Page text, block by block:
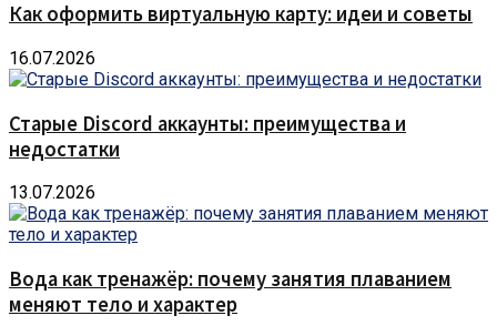
Как оформить виртуальную карту: идеи и советы
16.07.2026
Старые Discord аккаунты: преимущества и
недостатки
13.07.2026
Вода как тренажёр: почему занятия плаванием
меняют тело и характер